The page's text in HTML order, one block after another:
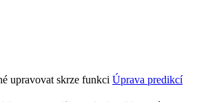
upravovat skrze funkci Úprava predikcí